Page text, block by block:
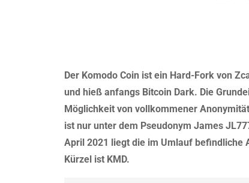
Der Komodo Coin ist ein Hard-Fork von
und hieß anfangs Bitcoin Dark. Die
Möglichkeit von vollkommener
ist nur unter dem Pseudonym James
April 2021 liegt die im Umlauf befindliche
Kürzel ist KMD.